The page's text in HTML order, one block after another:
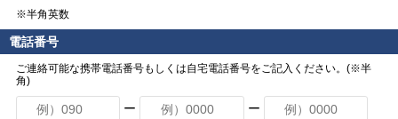
※半角英数
電話番号
ご連絡可能な携帯電話番号もしくは自宅電話番号をご記入ください。(※半
角)
ー ー